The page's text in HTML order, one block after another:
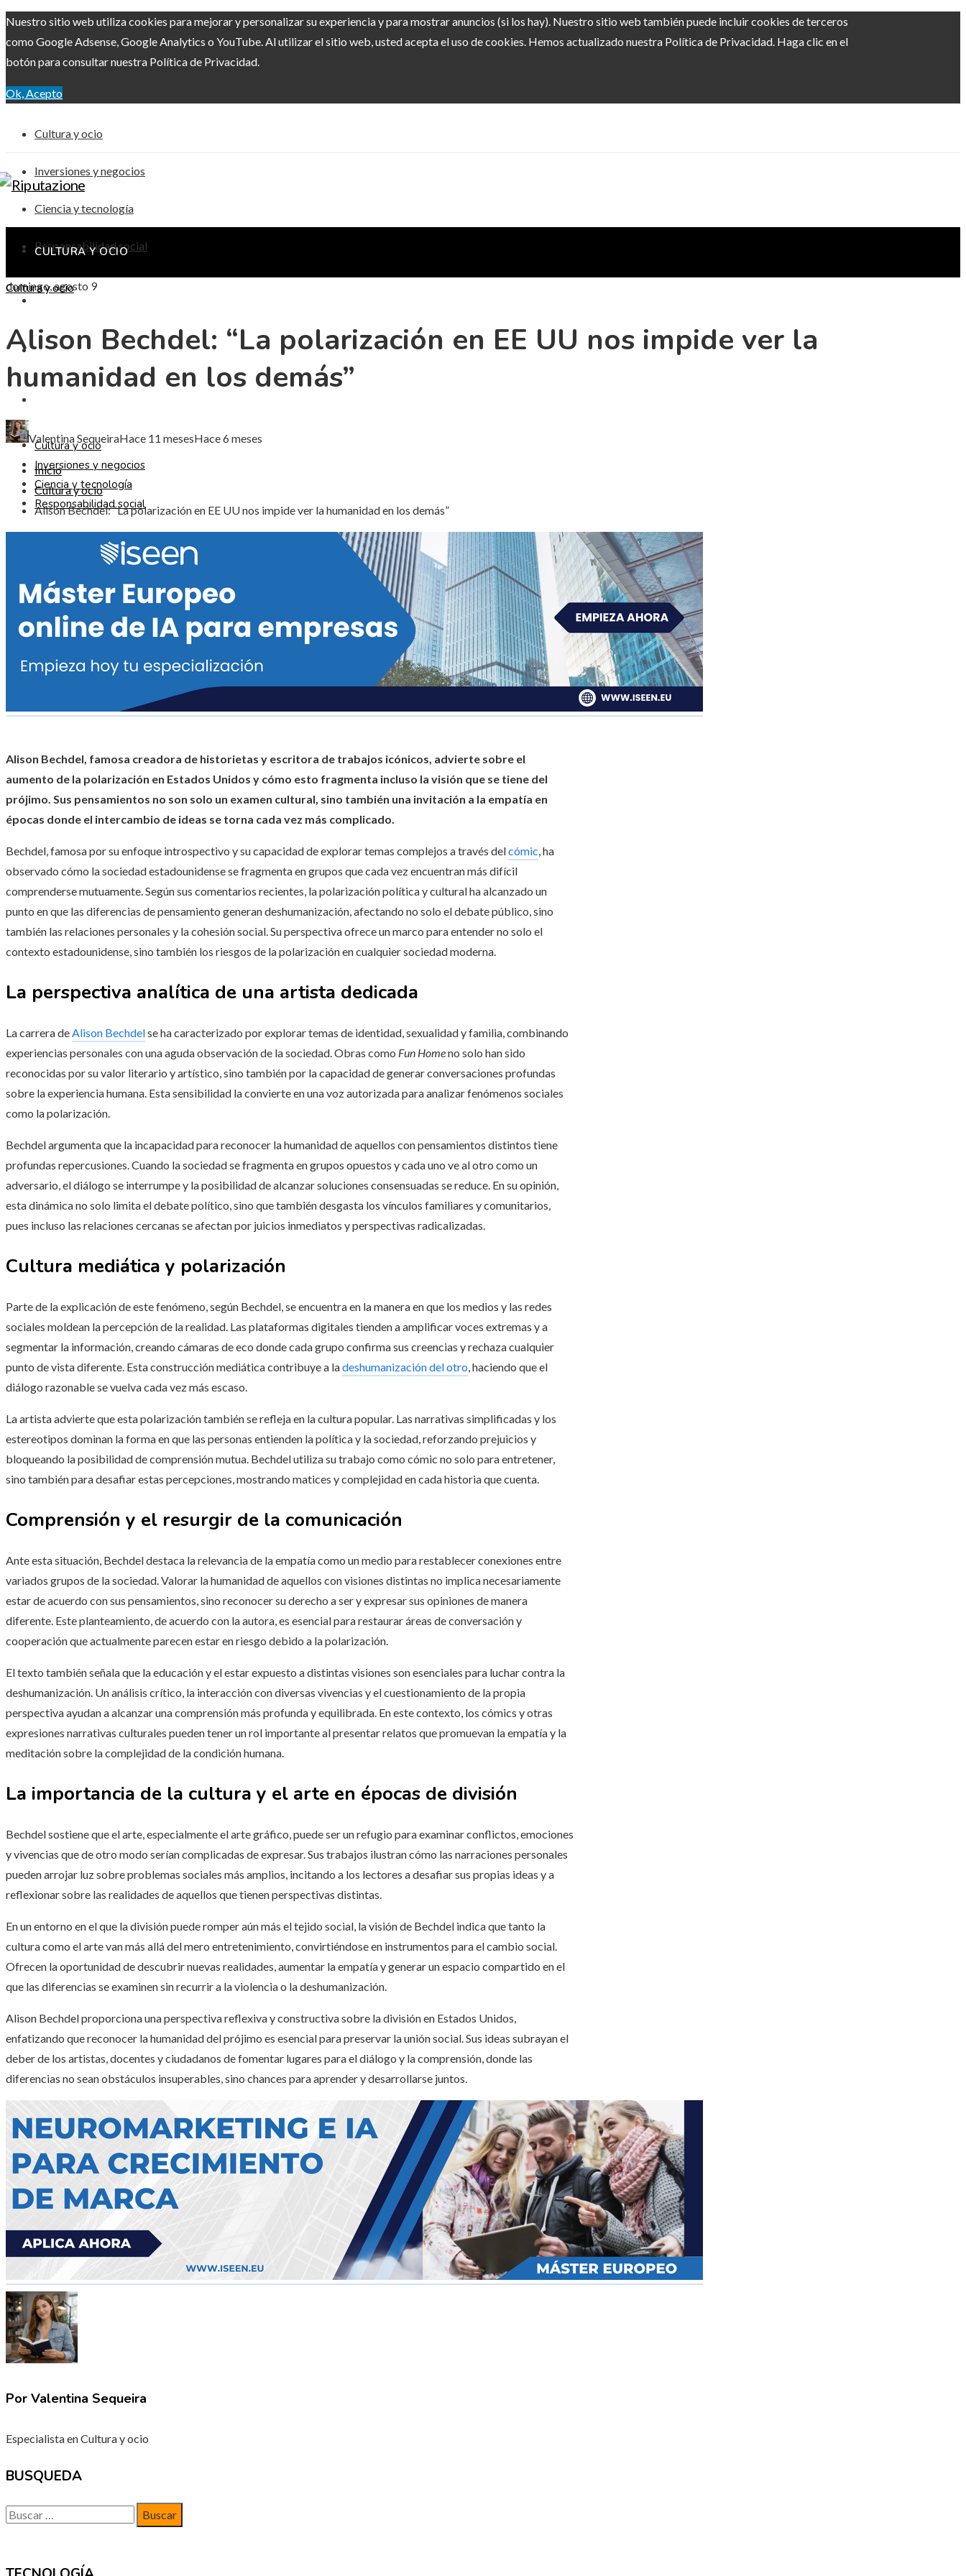
Nuestro sitio web utiliza cookies para mejorar y personalizar su experiencia y para mostrar anuncios (si los hay). Nuestro sitio web también puede incluir cookies de terceros
como Google Adsense, Google Analytics o YouTube. Al utilizar el sitio web, usted acepta el uso de cookies. Hemos actualizado nuestra Política de Privacidad. Haga clic en el
botón para consultar nuestra Política de Privacidad.
Ok, Acepto
Cultura y ocio
Inversiones y negocios
Ciencia y tecnología
Responsabilidad social
domingo, agosto 9
CULTURA Y OCIO
CIENCIA Y TECNOLOGÍA
Cultura y ocio
Inversiones y negocios
Ciencia y tecnología
Responsabilidad social
Cultura y ocio
Alison Bechdel: “La polarización en EE UU nos impide ver la
humanidad en los demás”
Valentina SequeiraHace 11 mesesHace 6 meses
Inicio
Cultura y ocio
Alison Bechdel: “La polarización en EE UU nos impide ver la humanidad en los demás”
Alison Bechdel, famosa creadora de historietas y escritora de trabajos icónicos, advierte sobre el
aumento de la polarización en Estados Unidos y cómo esto fragmenta incluso la visión que se tiene del
prójimo. Sus pensamientos no son solo un examen cultural, sino también una invitación a la empatía en
épocas donde el intercambio de ideas se torna cada vez más complicado.
Bechdel, famosa por su enfoque introspectivo y su capacidad de explorar temas complejos a través delcómic, ha
observado cómo la sociedad estadounidense se fragmenta en grupos que cada vez encuentran más difícil
comprenderse mutuamente. Según sus comentarios recientes, la polarización política y cultural ha alcanzado un
punto en que las diferencias de pensamiento generan deshumanización, afectando no solo el debate público, sino
también las relaciones personales y la cohesión social. Su perspectiva ofrece un marco para entender no solo el
contexto estadounidense, sino también los riesgos de la polarización en cualquier sociedad moderna.
La perspectiva analítica de una artista dedicada
La carrera deAlison Bechdelse ha caracterizado por explorar temas de identidad, sexualidad y familia, combinando
experiencias personales con una aguda observación de la sociedad. Obras como Fun Homeno solo han sido
reconocidas por su valor literario y artístico, sino también por la capacidad de generar conversaciones profundas
sobre la experiencia humana. Esta sensibilidad la convierte en una voz autorizada para analizar fenómenos sociales
como la polarización.
Bechdel argumenta que la incapacidad para reconocer la humanidad de aquellos con pensamientos distintos tiene
profundas repercusiones. Cuando la sociedad se fragmenta en grupos opuestos y cada uno ve al otro como un
adversario, el diálogo se interrumpe y la posibilidad de alcanzar soluciones consensuadas se reduce. En su opinión,
esta dinámica no solo limita el debate político, sino que también desgasta los vínculos familiares y comunitarios,
pues incluso las relaciones cercanas se afectan por juicios inmediatos y perspectivas radicalizadas.
Cultura mediática y polarización
Parte de la explicación de este fenómeno, según Bechdel, se encuentra en la manera en que los medios y las redes
sociales moldean la percepción de la realidad. Las plataformas digitales tienden a amplificar voces extremas y a
segmentar la información, creando cámaras de eco donde cada grupo confirma sus creencias y rechaza cualquier
punto de vista diferente. Esta construcción mediática contribuye a ladeshumanización del otro, haciendo que el
diálogo razonable se vuelva cada vez más escaso.
La artista advierte que esta polarización también se refleja en la cultura popular. Las narrativas simplificadas y los
estereotipos dominan la forma en que las personas entienden la política y la sociedad, reforzando prejuicios y
bloqueando la posibilidad de comprensión mutua. Bechdel utiliza su trabajo como cómic no solo para entretener,
sino también para desafiar estas percepciones, mostrando matices y complejidad en cada historia que cuenta.
Comprensión y el resurgir de la comunicación
Ante esta situación, Bechdel destaca la relevancia de la empatía como un medio para restablecer conexiones entre
variados grupos de la sociedad. Valorar la humanidad de aquellos con visiones distintas no implica necesariamente
estar de acuerdo con sus pensamientos, sino reconocer su derecho a ser y expresar sus opiniones de manera
diferente. Este planteamiento, de acuerdo con la autora, es esencial para restaurar áreas de conversación y
cooperación que actualmente parecen estar en riesgo debido a la polarización.
El texto también señala que la educación y el estar expuesto a distintas visiones son esenciales para luchar contra la
deshumanización. Un análisis crítico, la interacción con diversas vivencias y el cuestionamiento de la propia
perspectiva ayudan a alcanzar una comprensión más profunda y equilibrada. En este contexto, los cómics y otras
expresiones narrativas culturales pueden tener un rol importante al presentar relatos que promuevan la empatía y la
meditación sobre la complejidad de la condición humana.
La importancia de la cultura y el arte en épocas de división
Bechdel sostiene que el arte, especialmente el arte gráfico, puede ser un refugio para examinar conflictos, emociones
y vivencias que de otro modo serían complicadas de expresar. Sus trabajos ilustran cómo las narraciones personales
pueden arrojar luz sobre problemas sociales más amplios, incitando a los lectores a desafiar sus propias ideas y a
reflexionar sobre las realidades de aquellos que tienen perspectivas distintas.
En un entorno en el que la división puede romper aún más el tejido social, la visión de Bechdel indica que tanto la
cultura como el arte van más allá del mero entretenimiento, convirtiéndose en instrumentos para el cambio social.
Ofrecen la oportunidad de descubrir nuevas realidades, aumentar la empatía y generar un espacio compartido en el
que las diferencias se examinen sin recurrir a la violencia o la deshumanización.
Alison Bechdel proporciona una perspectiva reflexiva y constructiva sobre la división en Estados Unidos,
enfatizando que reconocer la humanidad del prójimo es esencial para preservar la unión social. Sus ideas subrayan el
deber de los artistas, docentes y ciudadanos de fomentar lugares para el diálogo y la comprensión, donde las
diferencias no sean obstáculos insuperables, sino chances para aprender y desarrollarse juntos.
Por Valentina Sequeira
Especialista en Cultura y ocio
BUSQUEDA
Buscar: